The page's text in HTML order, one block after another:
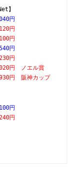
】
当    6040円
78120円
12100円
当    8540円
28230円
円　ノエル賞
円　阪神カップ
当    8100円
20240円